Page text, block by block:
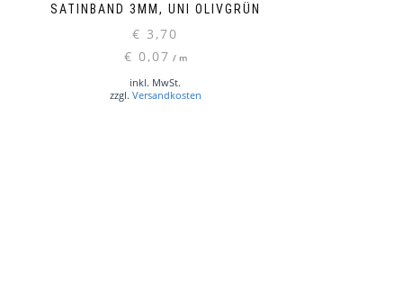
SATINBAND 3MM, UNI OLIVGRÜN
€ 3,70
€ 0,07 / m
inkl. MwSt.
zzgl. Versandkosten